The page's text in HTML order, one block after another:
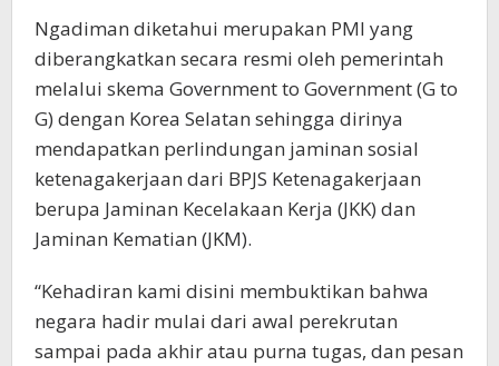
Ngadiman diketahui merupakan PMI yang
diberangkatkan secara resmi oleh pemerintah
melalui skema Government to Government (G to
G) dengan Korea Selatan sehingga dirinya
mendapatkan perlindungan jaminan sosial
ketenagakerjaan dari BPJS Ketenagakerjaan
berupa Jaminan Kecelakaan Kerja (JKK) dan
Jaminan Kematian (JKM).
“Kehadiran kami disini membuktikan bahwa
negara hadir mulai dari awal perekrutan
sampai pada akhir atau purna tugas, dan pesan